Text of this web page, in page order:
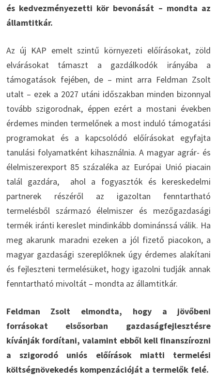
és kedvezményezetti kör bevonását – mondta az
államtitkár.
Az új KAP emelt szintű környezeti előírásokat, zöld
elvárásokat támaszt a gazdálkodók irányába a
támogatások fejében, de – mint arra Feldman Zsolt
utalt – ezek a 2027 utáni időszakban minden bizonnyal
tovább szigorodnak, éppen ezért a mostani években
érdemes minden termelőnek a most induló támogatási
programokat és a kapcsolódó előírásokat egyfajta
tanulási folyamatként kihasználnia. A magyar agrár- és
élelmiszerexport 85 százaléka az Európai Unió piacain
talál gazdára, ahol a fogyasztók és kereskedelmi
partnerek részéről az igazoltan fenntartható
termelésből származó élelmiszer és mezőgazdasági
termék iránti kereslet mindinkább dominánssá válik. Ha
meg akarunk maradni ezeken a jól fizető piacokon, a
magyar gazdasági szereplőknek úgy érdemes alakítani
és fejleszteni termelésüket, hogy igazolni tudják annak
fenntartható mivoltát – mondta az államtitkár.
Feldman Zsolt elmondta, hogy a jövőbeni
forrásokat elsősorban gazdaságfejlesztésre
kívánják fordítani, valamint ebből kell finanszírozni
a szigorodó uniós előírások miatti termelési
költségnövekedés kompenzációját a termelők felé.